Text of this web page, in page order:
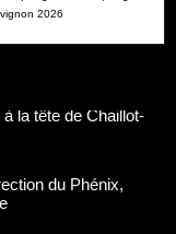
2026
la tête de Chaillot-
du Phénix,
Serre à la direction
National Grand